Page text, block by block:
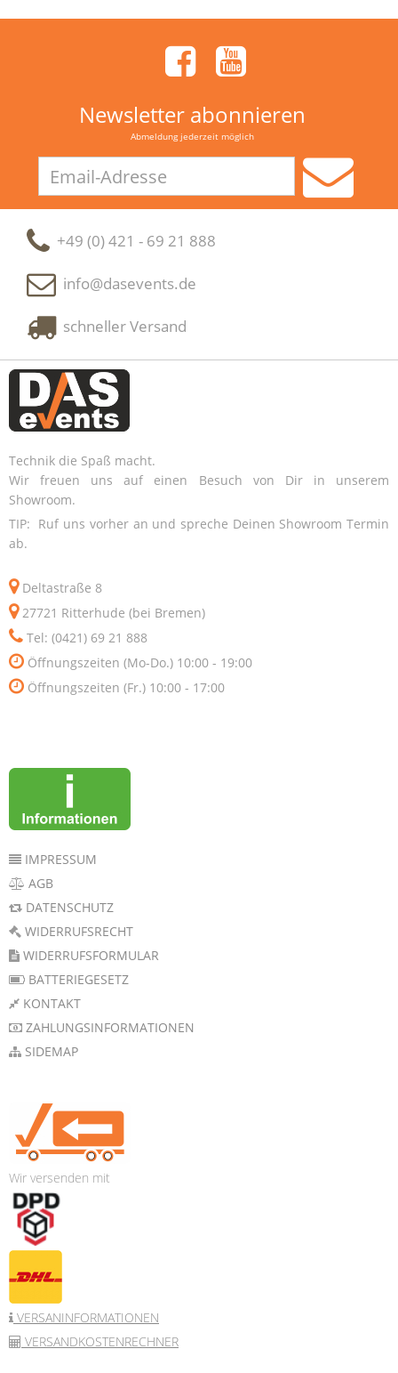
Newsletter abonnieren
Abmeldung jederzeit möglich
Adresse
+49 (0) 421 - 69 21 888
info@dasevents.de
schneller Versand
Technik die Spaß macht.
Wir freuen uns auf einen Besuch von Dir in unserem
Showroom.
TIP: Ruf uns vorher an und spreche Deinen Showroom Termin
ab.
Deltastraße 8
27721 Ritterhude (bei Bremen)
Tel: (0421) 69 21 888
Öffnungszeiten (Mo-Do.) 10:00 - 19:00
Öffnungszeiten (Fr.) 10:00 - 17:00
IMPRESSUM
AGB
DATENSCHUTZ
WIDERRUFSRECHT
WIDERRUFSFORMULAR
BATTERIEGESETZ
KONTAKT
ZAHLUNGSINFORMATIONEN
SIDEMAP
Wir versenden mit
VERSANINFORMATIONEN
VERSANDKOSTENRECHNER